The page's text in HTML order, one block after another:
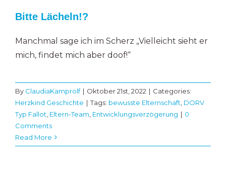
Bitte Lächeln!?
Manchmal sage ich im Scherz „Vielleicht sieht er
mich, findet mich aber doof!“
By ClaudiaKamprolf | Oktober 21st, 2022 | Categories:
Herzkind Geschichte | Tags: bewusste Elternschaft DORV
Typ Fallot Eltern-Team Entwicklungsverzögerung | 0
Comments
Read More